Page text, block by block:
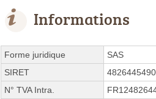
Informations
Forme juridique
SAS
SIRET
N° TVA Intra.